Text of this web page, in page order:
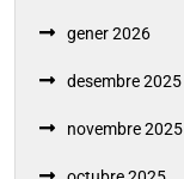
gener 2026
desembre 2025
novembre 2025